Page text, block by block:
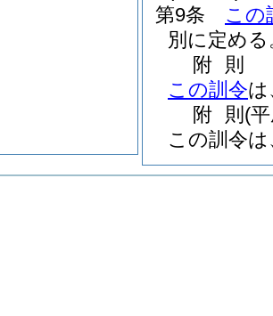
第9条
この
別に定める
附 則
この訓令は
附 則 (
この訓令